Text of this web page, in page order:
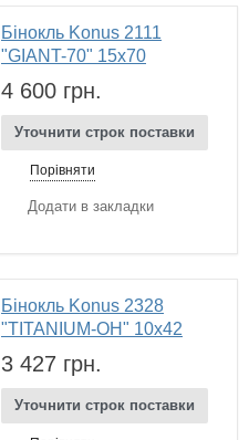
Бінокль Konus 2111
"GIANT-70" 15x70
4 600 грн.
Уточнити строк поставки
Порівняти
Додати в закладки
Бінокль Konus 2328
"TITANIUM-OH" 10x42
3 427 грн.
Уточнити строк поставки